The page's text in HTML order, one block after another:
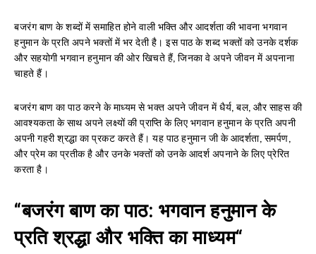
बजरंग बाण के शब्दों में समाहित होने वाली भक्ति और आदर्शता की भावना भगवान
हनुमान के प्रति अपने भक्तों में भर देती है। इस पाठ के शब्द भक्तों को उनके दर्शक
और सहयोगी भगवान हनुमान की ओर खिचते हैं, जिनका वे अपने जीवन में अपनाना
चाहते हैं।
बजरंग बाण का पाठ करने के माध्यम से भक्त अपने जीवन में धैर्य, बल, और साहस की
आवश्यकता के साथ अपने लक्ष्यों की प्राप्ति के लिए भगवान हनुमान के प्रति अपनी
अपनी गहरी श्रद्धा का प्रकट करते हैं। यह पाठ हनुमान जी के आदर्शता, समर्पण,
और प्रेम का प्रतीक है और उनके भक्तों को उनके आदर्श अपनाने के लिए प्रेरित
करता है।
“बजरंग बाण का पाठ: भगवान हनुमान के
प्रति श्रद्धा और भक्ति का माध्यम“